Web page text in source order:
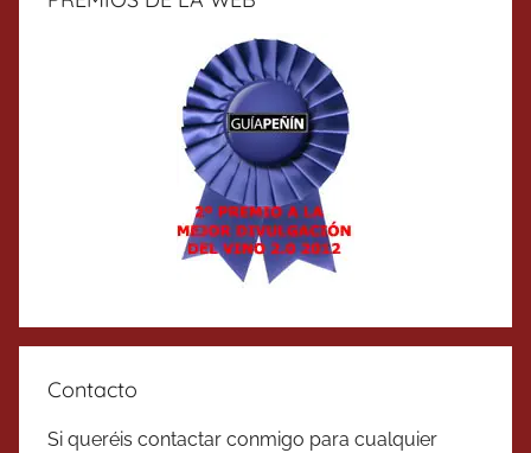
Contacto
Si queréis contactar conmigo para cualquier